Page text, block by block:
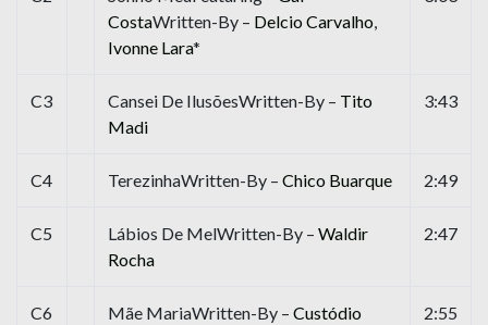
CostaWritten-By – Delcio Carvalho,
Ivonne Lara*
C3 Cansei De IlusõesWritten-By – Tito
Madi
3:43
C4 TerezinhaWritten-By – Chico Buarque 2:49
C5 Lábios De MelWritten-By – Waldir
Rocha
2:47
C6 Mãe MariaWritten-By – Custódio
2:55